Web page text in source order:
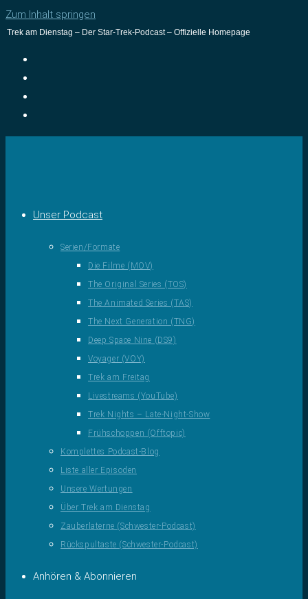
Zum Inhalt springen
Trek am Dienstag – Der Star-Trek-Podcast – Offizielle Homepage
Unser Podcast
Serien/Formate
Die Filme (MOV)
The Original Series (TOS)
The Animated Series (TAS)
The Next Generation (TNG)
Deep Space Nine (DS9)
Voyager (VOY)
Trek am Freitag
Livestreams (YouTube)
Trek Nights – Late-Night-Show
Frühschoppen (Offtopic)
Komplettes Podcast-Blog
Liste aller Episoden
Unsere Wertungen
Über Trek am Dienstag
Zauberlaterne (Schwester-Podcast)
Rückspultaste (Schwester-Podcast)
Anhören & Abonnieren